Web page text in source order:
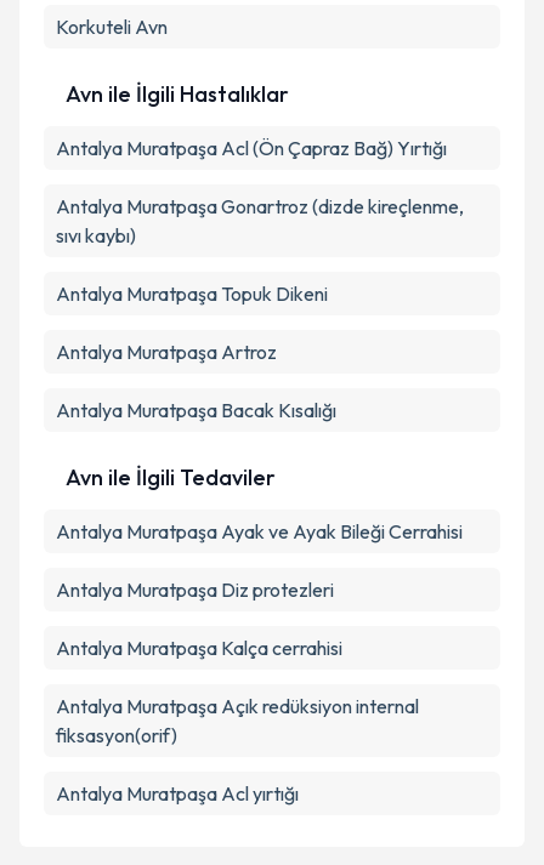
Korkuteli Avn
Avn ile İlgili Hastalıklar
Antalya Muratpaşa Acl (Ön Çapraz Bağ) Yırtığı
Antalya Muratpaşa Gonartroz (dizde kireçlenme,
sıvı kaybı)
Antalya Muratpaşa Topuk Dikeni
Antalya Muratpaşa Artroz
Antalya Muratpaşa Bacak Kısalığı
Avn ile İlgili Tedaviler
Antalya Muratpaşa Ayak ve Ayak Bileği Cerrahisi
Antalya Muratpaşa Diz protezleri
Antalya Muratpaşa Kalça cerrahisi
Antalya Muratpaşa Açık redüksiyon internal
fiksasyon(orif)
Antalya Muratpaşa Acl yırtığı